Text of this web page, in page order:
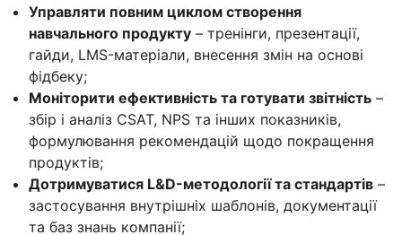
Управляти повним циклом створення
навчального продукту – тренінги, презентації,
гайди, LMS-матеріали, внесення змін на основі
фідбеку;
Моніторити ефективність та готувати звітність –
збір і аналіз CSAT, NPS та інших показників,
формулювання рекомендацій щодо покращення
продуктів;
Дотримуватися L&D-методології та стандартів –
застосування внутрішніх шаблонів, документації
та баз знань компанії;